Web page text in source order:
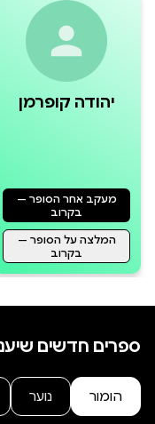
יהודה קופרמן
מעקב אחר הסופר —
בקרוב
המלצה על הסופר —
בקרוב
ספרים חדשים
הומור נוער